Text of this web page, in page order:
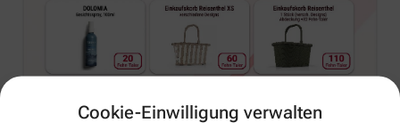
Cookie-Einwilligung verwalten